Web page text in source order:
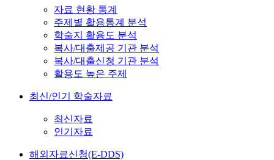
자료 현황 통계
주제별 활용통계 분석
학술지 활용도 분석
복사/대출제공 기관 분석
복사/대출신청 기관 분석
활용도 높은 주제
최신/인기 학술자료
최신자료
인기자료
해외자료신청(E-DDS)